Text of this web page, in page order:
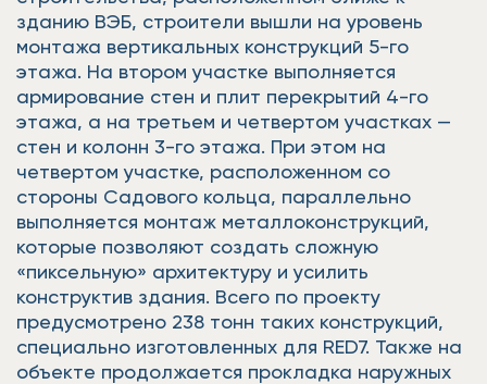
зданию ВЭБ, строители вышли на уровень
монтажа вертикальных конструкций 5-го
этажа. На втором участке выполняется
армирование стен и плит перекрытий 4-го
этажа, а на третьем и четвертом участках —
стен и колонн 3-го этажа. При этом на
четвертом участке, расположенном со
стороны Садового кольца, параллельно
выполняется монтаж металлоконструкций,
которые позволяют создать сложную
«пиксельную» архитектуру и усилить
конструктив здания. Всего по проекту
предусмотрено 238 тонн таких конструкций,
специально изготовленных для RED7. Также на
объекте продолжается прокладка наружных